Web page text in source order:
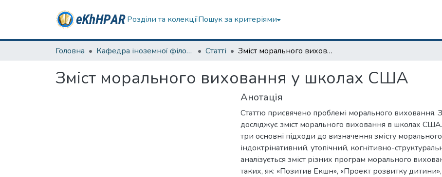
Розділи та колекціїПошук за критеріями
Головна Кафедра іноземної філології Статті Зміст морального виховання у школах США
Зміст морального виховання у школах США
Анотація
Статтю присвячено проблемі морального виховання.
досліджує зміст морального виховання в школах
три основні підходи до визначення змісту
індоктрінативний, утопічний, когнітивно-
аналізується зміст різних програм морального
таких, як: «Позитив Екшн», «Проект розвитку